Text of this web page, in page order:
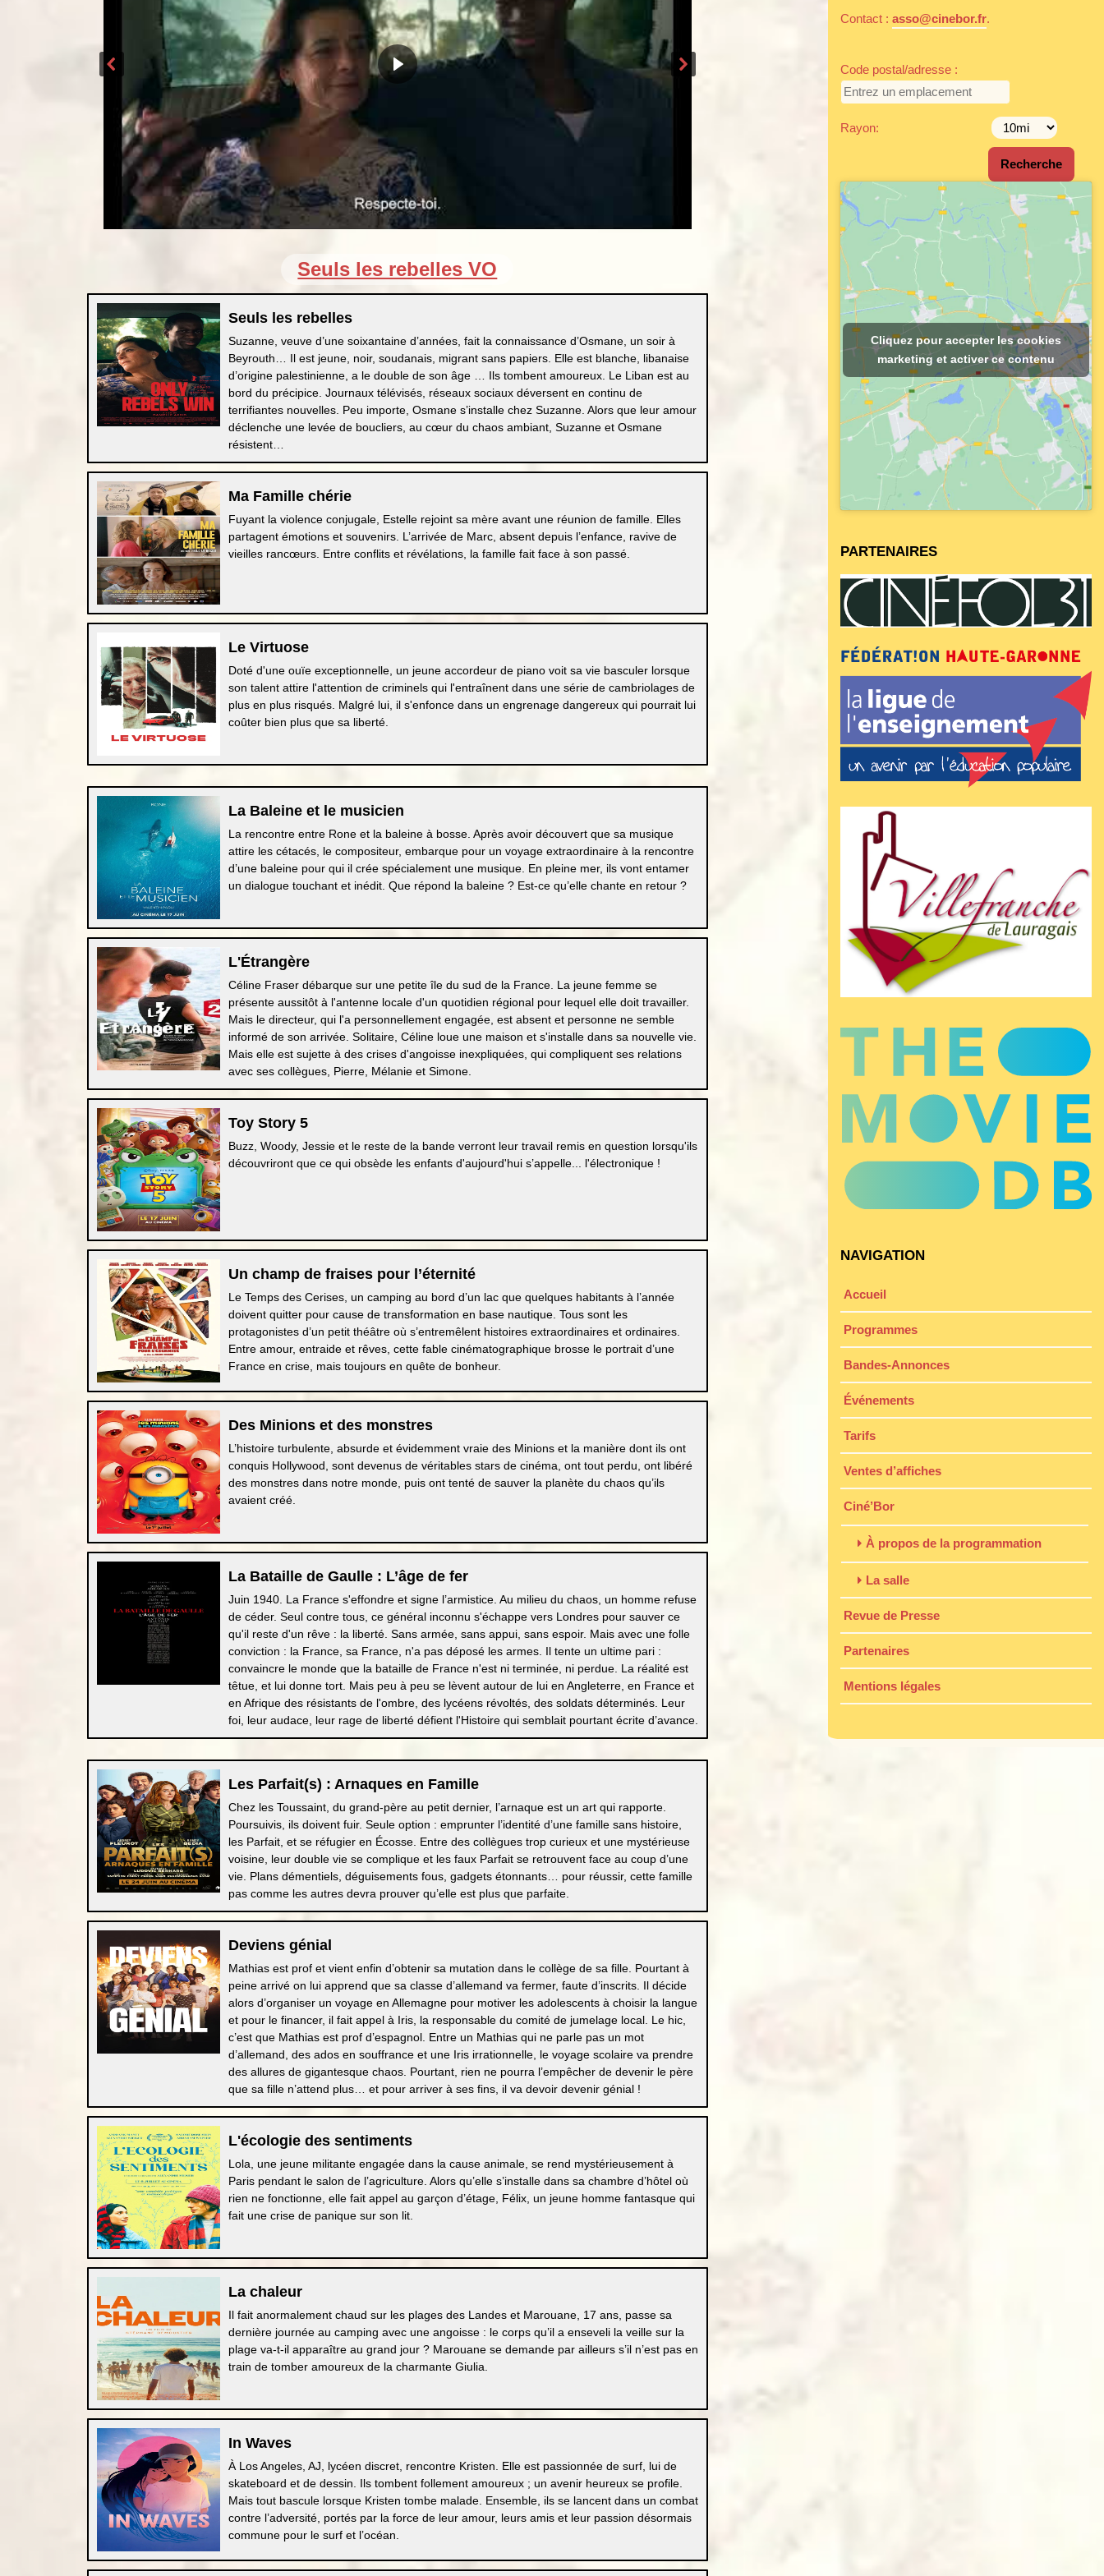
Seuls les rebelles VO
Seuls les rebelles
Suzanne, veuve d’une soixantaine d’années, fait la connaissance d’Osmane, un soir à
Beyrouth… Il est jeune, noir, soudanais, migrant sans papiers. Elle est blanche, libanaise
d’origine palestinienne, a le double de son âge … Ils tombent amoureux. Le Liban est au
bord du précipice. Journaux télévisés, réseaux sociaux déversent en continu de
terrifiantes nouvelles. Peu importe, Osmane s’installe chez Suzanne. Alors que leur amour
déclenche une levée de boucliers, au cœur du chaos ambiant, Suzanne et Osmane
résistent…
Ma Famille chérie
Fuyant la violence conjugale, Estelle rejoint sa mère avant une réunion de famille. Elles
partagent émotions et souvenirs. L’arrivée de Marc, absent depuis l’enfance, ravive de
vieilles rancœurs. Entre conflits et révélations, la famille fait face à son passé.
Le Virtuose
Doté d'une ouïe exceptionnelle, un jeune accordeur de piano voit sa vie basculer lorsque
son talent attire l'attention de criminels qui l'entraînent dans une série de cambriolages de
plus en plus risqués. Malgré lui, il s'enfonce dans un engrenage dangereux qui pourrait lui
coûter bien plus que sa liberté.
La Baleine et le musicien
La rencontre entre Rone et la baleine à bosse. Après avoir découvert que sa musique
attire les cétacés, le compositeur, embarque pour un voyage extraordinaire à la rencontre
d’une baleine pour qui il crée spécialement une musique. En pleine mer, ils vont entamer
un dialogue touchant et inédit. Que répond la baleine ? Est-ce qu’elle chante en retour ?
L'Étrangère
Céline Fraser débarque sur une petite île du sud de la France. La jeune femme se
présente aussitôt à l'antenne locale d'un quotidien régional pour lequel elle doit travailler.
Mais le directeur, qui l'a personnellement engagée, est absent et personne ne semble
informé de son arrivée. Solitaire, Céline loue une maison et s'installe dans sa nouvelle vie.
Mais elle est sujette à des crises d'angoisse inexpliquées, qui compliquent ses relations
avec ses collègues, Pierre, Mélanie et Simone.
Toy Story 5
Buzz, Woody, Jessie et le reste de la bande verront leur travail remis en question lorsqu'ils
découvriront que ce qui obsède les enfants d'aujourd'hui s’appelle... l'électronique !
Un champ de fraises pour l’éternité
Le Temps des Cerises, un camping au bord d’un lac que quelques habitants à l’année
doivent quitter pour cause de transformation en base nautique. Tous sont les
protagonistes d’un petit théâtre où s’entremêlent histoires extraordinaires et ordinaires.
Entre amour, entraide et rêves, cette fable cinématographique brosse le portrait d’une
France en crise, mais toujours en quête de bonheur.
Des Minions et des monstres
L’histoire turbulente, absurde et évidemment vraie des Minions et la manière dont ils ont
conquis Hollywood, sont devenus de véritables stars de cinéma, ont tout perdu, ont libéré
des monstres dans notre monde, puis ont tenté de sauver la planète du chaos qu’ils
avaient créé.
La Bataille de Gaulle : L’âge de fer
Juin 1940. La France s'effondre et signe l’armistice. Au milieu du chaos, un homme refuse
de céder. Seul contre tous, ce général inconnu s'échappe vers Londres pour sauver ce
qu'il reste d'un rêve : la liberté. Sans armée, sans appui, sans espoir. Mais avec une folle
conviction : la France, sa France, n'a pas déposé les armes. Il tente un ultime pari :
convaincre le monde que la bataille de France n'est ni terminée, ni perdue. La réalité est
têtue, et lui donne tort. Mais peu à peu se lèvent autour de lui en Angleterre, en France et
en Afrique des résistants de l'ombre, des lycéens révoltés, des soldats déterminés. Leur
foi, leur audace, leur rage de liberté défient l'Histoire qui semblait pourtant écrite d’avance.
Les Parfait(s) : Arnaques en Famille
Chez les Toussaint, du grand-père au petit dernier, l’arnaque est un art qui rapporte.
Poursuivis, ils doivent fuir. Seule option : emprunter l’identité d’une famille sans histoire,
les Parfait, et se réfugier en Écosse. Entre des collègues trop curieux et une mystérieuse
voisine, leur double vie se complique et les faux Parfait se retrouvent face au coup d’une
vie. Plans démentiels, déguisements fous, gadgets étonnants… pour réussir, cette famille
pas comme les autres devra prouver qu’elle est plus que parfaite.
Deviens génial
Mathias est prof et vient enfin d’obtenir sa mutation dans le collège de sa fille. Pourtant à
peine arrivé on lui apprend que sa classe d’allemand va fermer, faute d’inscrits. Il décide
alors d’organiser un voyage en Allemagne pour motiver les adolescents à choisir la langue
et pour le financer, il fait appel à Iris, la responsable du comité de jumelage local. Le hic,
c’est que Mathias est prof d’espagnol. Entre un Mathias qui ne parle pas un mot
d’allemand, des ados en souffrance et une Iris irrationnelle, le voyage scolaire va prendre
des allures de gigantesque chaos. Pourtant, rien ne pourra l’empêcher de devenir le père
que sa fille n’attend plus… et pour arriver à ses fins, il va devoir devenir génial !
L'écologie des sentiments
Lola, une jeune militante engagée dans la cause animale, se rend mystérieusement à
Paris pendant le salon de l’agriculture. Alors qu’elle s’installe dans sa chambre d’hôtel où
rien ne fonctionne, elle fait appel au garçon d’étage, Félix, un jeune homme fantasque qui
fait une crise de panique sur son lit.
La chaleur
Il fait anormalement chaud sur les plages des Landes et Marouane, 17 ans, passe sa
dernière journée au camping avec une angoisse : le corps qu’il a enseveli la veille sur la
plage va-t-il apparaître au grand jour ? Marouane se demande par ailleurs s’il n’est pas en
train de tomber amoureux de la charmante Giulia.
In Waves
À Los Angeles, AJ, lycéen discret, rencontre Kristen. Elle est passionnée de surf, lui de
skateboard et de dessin. Ils tombent follement amoureux ; un avenir heureux se profile.
Mais tout bascule lorsque Kristen tombe malade. Ensemble, ils se lancent dans un combat
contre l’adversité, portés par la force de leur amour, leurs amis et leur passion désormais
commune pour le surf et l’océan.
Contact : asso@cinebor.fr.
Code postal/adresse :
Rayon:
Cliquez pour accepter les cookies
marketing et activer ce contenu
PARTENAIRES
NAVIGATION
Accueil
Programmes
Bandes-Annonces
Événements
Tarifs
Ventes d’affiches
Ciné’Bor
À propos de la programmation
La salle
Revue de Presse
Partenaires
Mentions légales